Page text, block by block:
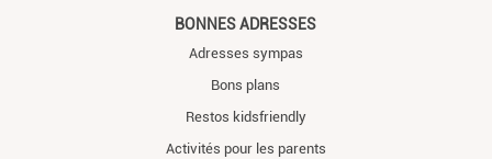
BONNES ADRESSES
Adresses sympas
Bons plans
Restos kidsfriendly
Activités pour les parents